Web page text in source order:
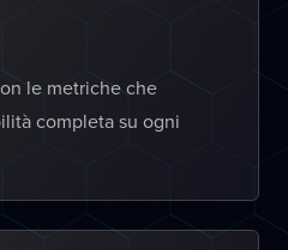
le metriche che
completa su ogni